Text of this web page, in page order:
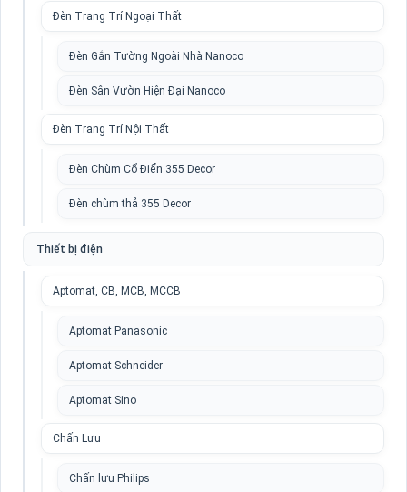
Đèn Trang Trí Ngoại Thất
Đèn Gắn Tường Ngoài Nhà Nanoco
Đèn Sân Vườn Hiện Đại Nanoco
Đèn Trang Trí Nội Thất
Đèn Chùm Cổ Điển 355 Decor
Đèn chùm thả 355 Decor
Thiết bị điện
Aptomat, CB, MCB, MCCB
Aptomat Panasonic
Aptomat Schneider
Aptomat Sino
Chấn Lưu
Chấn lưu Philips